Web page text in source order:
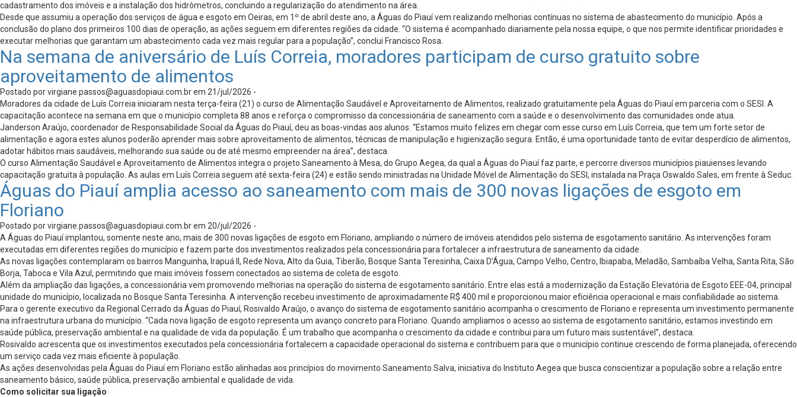
cadastramento dos imóveis e a instalação dos hidrômetros, concluindo a regularização do atendimento na área.
Desde que assumiu a operação dos serviços de água e esgoto em Oeiras, em 1º de abril deste ano, a Águas do Piauí vem realizando melhorias contínuas no sistema de abastecimento do município. Após a
conclusão do plano dos primeiros 100 dias de operação, as ações seguem em diferentes regiões da cidade. “O sistema é acompanhado diariamente pela nossa equipe, o que nos permite identificar prioridades e
executar melhorias que garantam um abastecimento cada vez mais regular para a população”, conclui Francisco Rosa.
Na semana de aniversário de Luís Correia, moradores participam de curso gratuito sobre
aproveitamento de alimentos
Postado porvirgiane.passos@aguasdopiaui.com.brem 21/jul/2026 -
Moradores da cidade de Luís Correia iniciaram nesta terça-feira (21) o curso de Alimentação Saudável e Aproveitamento de Alimentos, realizado gratuitamente pela Águas do Piauí em parceria com o SESI. A
capacitação acontece na semana em que o município completa 88 anos e reforça o compromisso da concessionária de saneamento com a saúde e o desenvolvimento das comunidades onde atua.
Janderson Araújo, coordenador de Responsabilidade Social da Águas do Piauí, deu as boas-vindas aos alunos. “Estamos muito felizes em chegar com esse curso em Luís Correia, que tem um forte setor de
alimentação e agora estes alunos poderão aprender mais sobre aproveitamento de alimentos, técnicas de manipulação e higienização segura. Então, é uma oportunidade tanto de evitar desperdício de alimentos,
adotar hábitos mais saudáveis, melhorando sua saúde ou de até mesmo empreender na área”, destaca.
O curso Alimentação Saudável e Aproveitamento de Alimentos integra o projeto Saneamento à Mesa, do Grupo Aegea, da qual a Águas do Piauí faz parte, e percorre diversos municípios piauienses levando
capacitação gratuita à população. As aulas em Luís Correia seguem até sexta-feira (24) e estão sendo ministradas na Unidade Móvel de Alimentação do SESI, instalada na Praça Oswaldo Sales, em frente à Seduc.
Águas do Piauí amplia acesso ao saneamento com mais de 300 novas ligações de esgoto em
Floriano
Postado porvirgiane.passos@aguasdopiaui.com.brem 20/jul/2026 -
A Águas do Piauí implantou, somente neste ano, mais de 300 novas ligações de esgoto em Floriano, ampliando o número de imóveis atendidos pelo sistema de esgotamento sanitário. As intervenções foram
executadas em diferentes regiões do município e fazem parte dos investimentos realizados pela concessionária para fortalecer a infraestrutura de saneamento da cidade.
As novas ligações contemplaram os bairros Manguinha, Irapuá II, Rede Nova, Alto da Guia, Tiberão, Bosque Santa Teresinha, Caixa D’Água, Campo Velho, Centro, Ibiapaba, Meladão, Sambaíba Velha, Santa Rita, São
Borja, Taboca e Vila Azul, permitindo que mais imóveis fossem conectados ao sistema de coleta de esgoto.
Além da ampliação das ligações, a concessionária vem promovendo melhorias na operação do sistema de esgotamento sanitário. Entre elas está a modernização da Estação Elevatória de Esgoto EEE-04, principal
unidade do município, localizada no Bosque Santa Teresinha. A intervenção recebeu investimento de aproximadamente R$ 400 mil e proporcionou maior eficiência operacional e mais confiabilidade ao sistema.
Para o gerente executivo da Regional Cerrado da Águas do Piauí, Rosivaldo Araújo, o avanço do sistema de esgotamento sanitário acompanha o crescimento de Floriano e representa um investimento permanente
na infraestrutura urbana do município. “Cada nova ligação de esgoto representa um avanço concreto para Floriano. Quando ampliamos o acesso ao sistema de esgotamento sanitário, estamos investindo em
saúde pública, preservação ambiental e na qualidade de vida da população. É um trabalho que acompanha o crescimento da cidade e contribui para um futuro mais sustentável”, destaca.
Rosivaldo acrescenta que os investimentos executados pela concessionária fortalecem a capacidade operacional do sistema e contribuem para que o município continue crescendo de forma planejada, oferecendo
um serviço cada vez mais eficiente à população.
As ações desenvolvidas pela Águas do Piauí em Floriano estão alinhadas aos princípios do movimento Saneamento Salva, iniciativa do Instituto Aegea que busca conscientizar a população sobre a relação entre
saneamento básico, saúde pública, preservação ambiental e qualidade de vida.
Como solicitar sua ligação